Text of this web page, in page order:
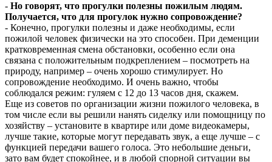
- Но говорят, что прогулки полезны пожилым людям.
Получается, что для прогулок нужно сопровождение?
- Конечно, прогулки полезны и даже необходимы, если
пожилой человек физически на это способен. При деменции
кратковременная смена обстановки, особенно если она
связана с положительным подкреплением – посмотреть на
природу, например – очень хорошо стимулирует. Но
сопровождение необходимо. И очень важно, чтобы
соблюдался режим: гуляем с 12 до 13 часов дня, скажем.
Еще из советов по организации жизни пожилого человека, в
том числе если вы решили нанять сиделку или помощницу по
хозяйству – установите в квартире или доме видеокамеры,
лучше такие, которые могут передавать звук, а еще лучше – с
функцией передачи вашего голоса. Это небольшие деньги,
зато вам будет спокойнее, и в любой спорной ситуации вы